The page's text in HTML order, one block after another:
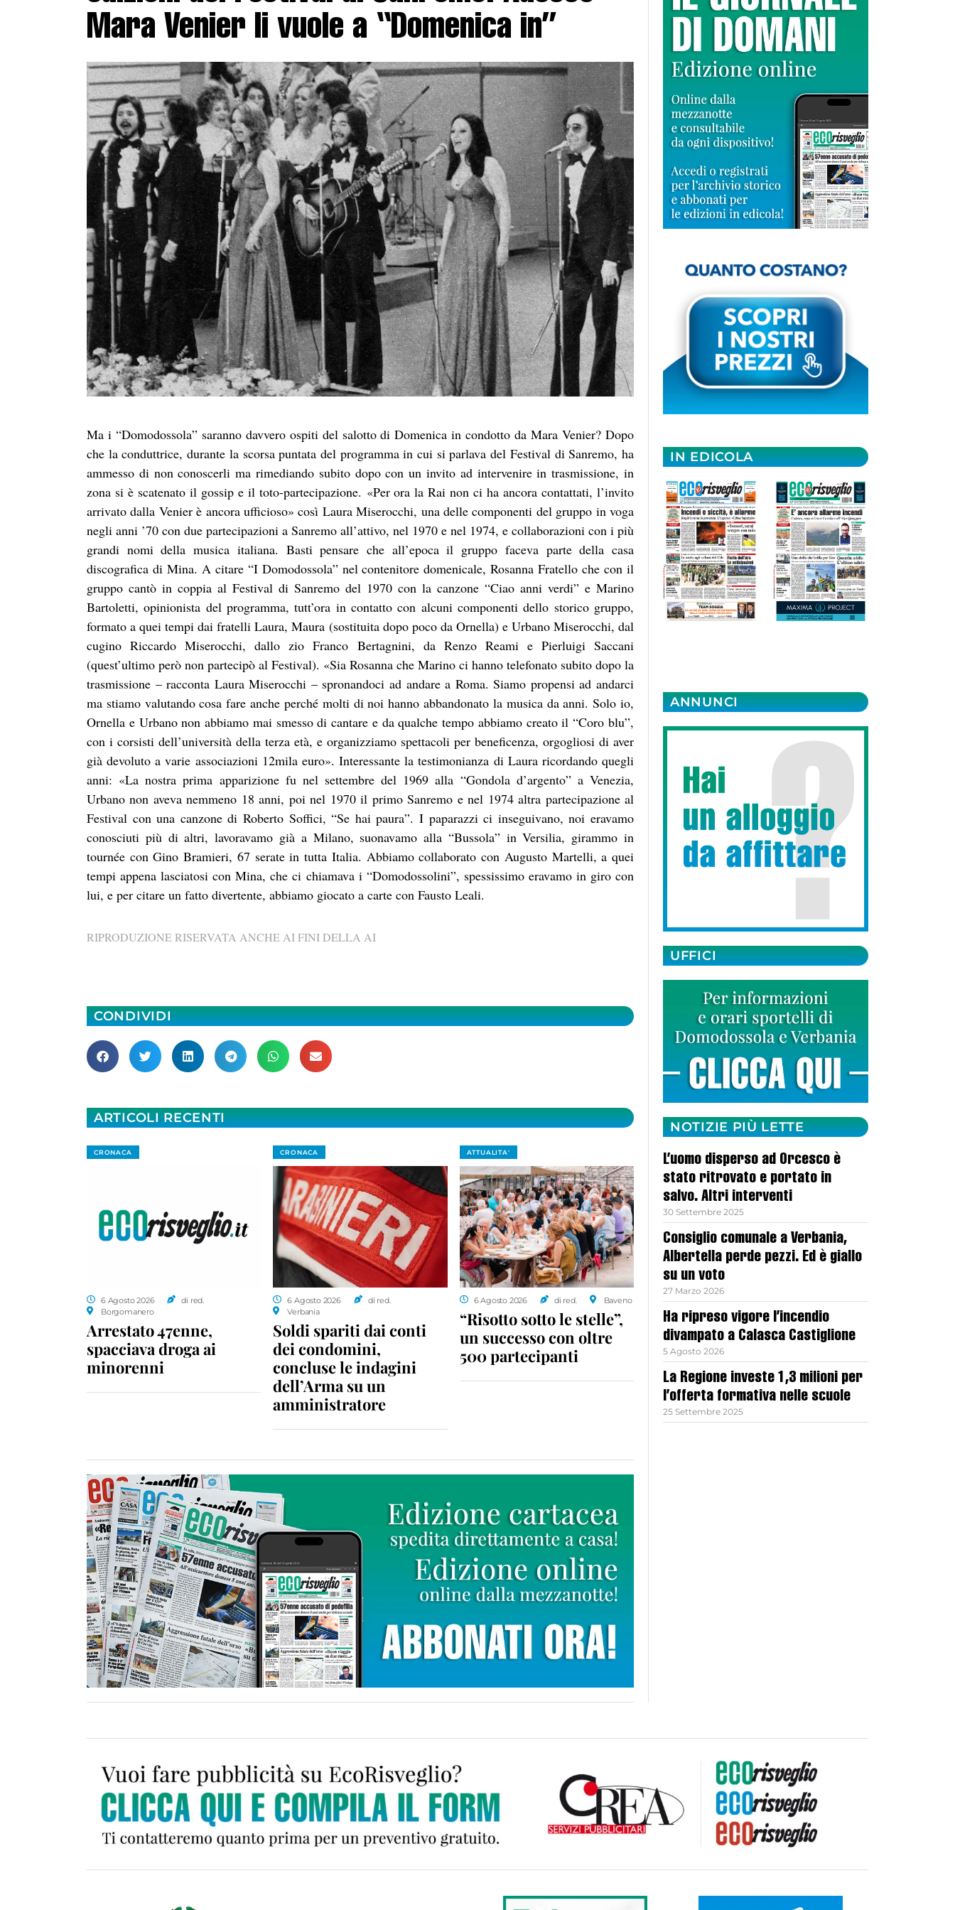
Mara Venier li vuole a “Domenica in”
Ma i “Domodossola” saranno davvero ospiti del salotto di Domenica in condotto da Mara Venier? Dopo
che la conduttrice, durante la scorsa puntata del programma in cui si parlava del Festival di Sanremo, ha
ammesso di non conoscerli ma rimediando subito dopo con un invito ad intervenire in trasmissione, in
zona si è scatenato il gossip e il toto-partecipazione. «Per ora la Rai non ci ha ancora contattati, l’invito
arrivato dalla Venier è ancora ufficioso» così Laura Miserocchi, una delle componenti del gruppo in voga
negli anni ’70 con due partecipazioni a Sanremo all’attivo, nel 1970 e nel 1974, e collaborazioni con i più
grandi nomi della musica italiana. Basti pensare che all’epoca il gruppo faceva parte della casa
discografica di Mina. A citare “I Domodossola” nel contenitore domenicale, Rosanna Fratello che con il
gruppo cantò in coppia al Festival di Sanremo del 1970 con la canzone “Ciao anni verdi” e Marino
Bartoletti, opinionista del programma, tutt’ora in contatto con alcuni componenti dello storico gruppo,
formato a quei tempi dai fratelli Laura, Maura (sostituita dopo poco da Ornella) e Urbano Miserocchi, dal
cugino Riccardo Miserocchi, dallo zio Franco Bertagnini, da Renzo Reami e Pierluigi Saccani
(quest’ultimo però non partecipò al Festival). «Sia Rosanna che Marino ci hanno telefonato subito dopo la
trasmissione – racconta Laura Miserocchi – spronandoci ad andare a Roma. Siamo propensi ad andarci
ma stiamo valutando cosa fare anche perché molti di noi hanno abbandonato la musica da anni. Solo io,
Ornella e Urbano non abbiamo mai smesso di cantare e da qualche tempo abbiamo creato il “Coro blu”,
con i corsisti dell’università della terza età, e organizziamo spettacoli per beneficenza, orgogliosi di aver
già devoluto a varie associazioni 12mila euro». Interessante la testimonianza di Laura ricordando quegli
anni: «La nostra prima apparizione fu nel settembre del 1969 alla “Gondola d’argento” a Venezia,
Urbano non aveva nemmeno 18 anni, poi nel 1970 il primo Sanremo e nel 1974 altra partecipazione al
Festival con una canzone di Roberto Soffici, “Se hai paura”. I paparazzi ci inseguivano, noi eravamo
conosciuti più di altri, lavoravamo già a Milano, suonavamo alla “Bussola” in Versilia, girammo in
tournée con Gino Bramieri, 67 serate in tutta Italia. Abbiamo collaborato con Augusto Martelli, a quei
tempi appena lasciatosi con Mina, che ci chiamava i “Domodossolini”, spessissimo eravamo in giro con
lui, e per citare un fatto divertente, abbiamo giocato a carte con Fausto Leali.
RIPRODUZIONE RISERVATA ANCHE AI FINI DELLA AI
CONDIVIDI
ARTICOLI RECENTI
CRONACA
6 Agosto 2026
di red.
Borgomanero
Arrestato 47enne,
spacciava droga ai
minorenni
CRONACA
6 Agosto 2026
di red.
Verbania
Soldi spariti dai conti
dei condomini,
concluse le indagini
dell’Arma su un
amministratore
ATTUALITA'
6 Agosto 2026 di red. Baveno
“Risotto sotto le stelle”,
un successo con oltre
500 partecipanti
IN EDICOLA
ANNUNCI
UFFICI
NOTIZIE PIÙ LETTE
L’uomo disperso ad Orcesco è
stato ritrovato e portato in
salvo. Altri interventi
30 Settembre 2025
Consiglio comunale a Verbania,
Albertella perde pezzi. Ed è giallo
su un voto
27 Marzo 2026
Ha ripreso vigore l’incendio
divampato a Calasca Castiglione
5 Agosto 2026
La Regione investe 1,3 milioni per
l’offerta formativa nelle scuole
25 Settembre 2025